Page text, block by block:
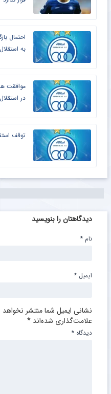
احتمال
به استقلال
موافقت
در استقلال
توقف
دیدگاهتان را بنویسید
نشانی ایمیل شما منتشر
علامت‌گذاری شده‌اند *
دیدگاه *
نام *
ایمیل *